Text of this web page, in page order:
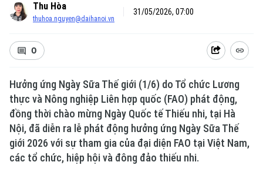
Thu Hòa
thuhoa.nguyen@daihanoi.vn
31/05/2026, 07:00
0
Hưởng ứng Ngày Sữa Thế giới (1/6) do Tổ chức Lương
thực và Nông nghiệp Liên hợp quốc (FAO) phát động,
đồng thời chào mừng Ngày Quốc tế Thiếu nhi, tại Hà
Nội, đã diễn ra lễ phát động hưởng ứng Ngày Sữa Thế
giới 2026 với sự tham gia của đại diện FAO tại Việt Nam,
các tổ chức, hiệp hội và đông đảo thiếu nhi.